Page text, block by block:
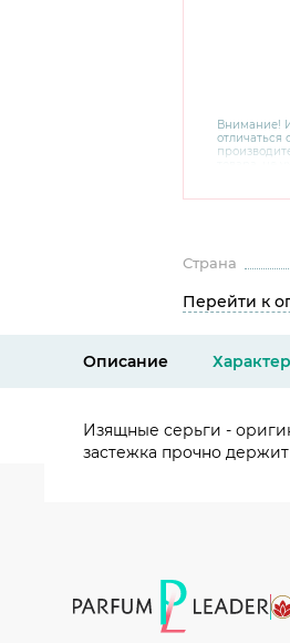
Внимание!
отличаться
Страна
Перейти к
Описание
Изящные серьги -
застежка прочно